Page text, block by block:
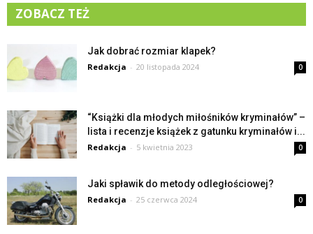
ZOBACZ TEŻ
Jak dobrać rozmiar klapek?
Redakcja - 20 listopada 2024 0
“Książki dla młodych miłośników kryminałów” –
lista i recenzje książek z gatunku kryminałów i...
Redakcja - 5 kwietnia 2023 0
Jaki spławik do metody odległościowej?
Redakcja - 25 czerwca 2024 0